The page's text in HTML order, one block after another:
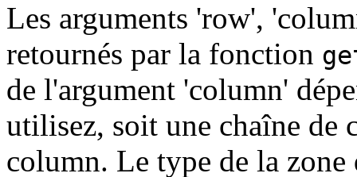
Les arguments 'row',
retournés par la fonction
de l'argument 'column'
utilisez, soit une chaîne de
column. Le type de la